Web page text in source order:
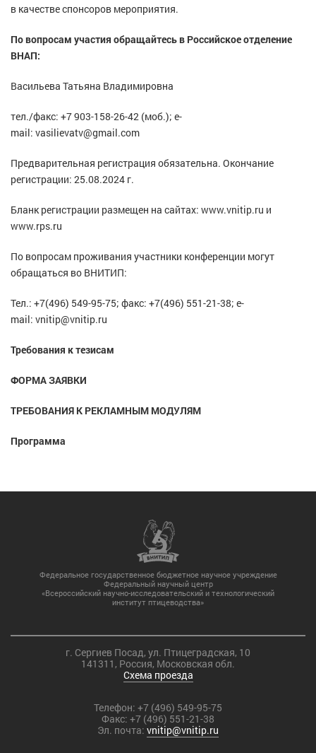
в качестве спонсоров мероприятия.
По вопросам участия обращайтесь в Российское отделение
ВНАП:
Васильева Татьяна Владимировна
тел./факс: +7 903-158-26-42 (моб.); e-
mail: vasilievatv@gmail.com
Предварительная регистрация обязательна. Окончание
регистрации: 25.08.2024 г.
Бланк регистрации размещен на сайтах: www.vnitip.ru и
www.rps.ru
По вопросам проживания участники конференции могут
обращаться во ВНИТИП:
Тел.: +7(496) 549-95-75; факс: +7(496) 551-21-38; e-
mail: vnitip@vnitip.ru
Требования к тезисам
ФОРМА ЗАЯВКИ
ТРЕБОВАНИЯ К РЕКЛАМНЫМ МОДУЛЯМ
Программа
Федеральное государственное бюджетное научное учреждение
Федеральный научный центр
«Всероссийский научно-исследовательский и технологический
институт птицеводства»
г. Сергиев Посад, ул. Птицеградская, 10
141311, Россия, Московская обл.
Схема проезда
Телефон: +7 (496) 549-95-75
Факс: +7 (496) 551-21-38
Эл. почта: vnitip@vnitip.ru